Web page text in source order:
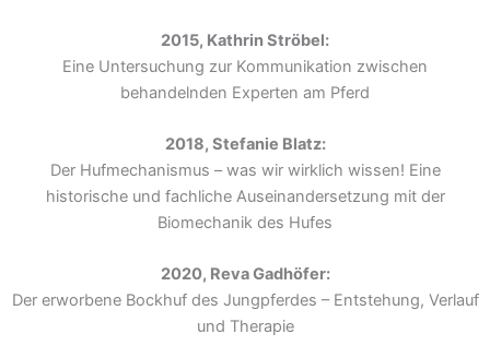
2015, Kathrin Ströbel:
Eine Untersuchung zur Kommunikation zwischen
behandelnden Experten am Pferd
2018, Stefanie Blatz:
Der Hufmechanismus – was wir wirklich wissen! Eine
historische und fachliche Auseinandersetzung mit der
Biomechanik des Hufes
2020, Reva Gadhöfer:
Der erworbene Bockhuf des Jungpferdes – Entstehung, Verlauf
und Therapie